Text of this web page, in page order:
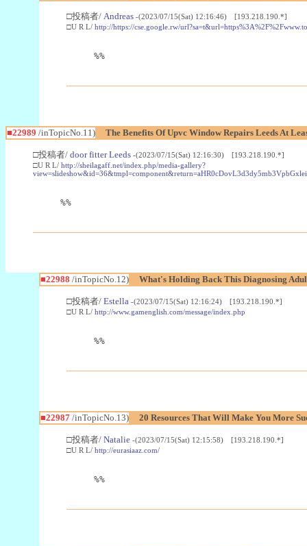
□投稿者/ Andreas -(2023/07/15(Sat) 12:16:46) [193.218.190.*]
□U R L/ http://https://cse.google.rw/
%%
■22989 /inTopicNo.11) The Benefits Of Upvc Window Repairs Leeds At
□投稿者/ door fitter Leeds -(2023/07/15(Sat) 12:16:30) [193.218.190.*]
□U R L/ http://sheilagaff.net/index.php/media-gallery?
%%
■22988 /inTopicNo.12) What's Holding Back This Diagnosing
□投稿者/ Estella -(2023/07/15(Sat) 12:16:24) [193.218.190.*]
□U R L/ http://www.gamenglish.com/message/index.php
%%
■22987/inTopicNo.13) 20 Resources That Will Make You More
□投稿者/ Natalie -(2023/07/15(Sat) 12:15:58) [193.218.190.*]
□U R L/ http://eurasiaaz.com/
%%